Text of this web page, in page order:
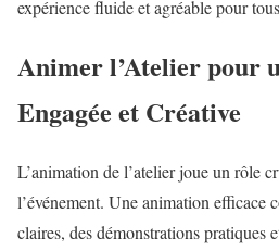
expérience fluide et agréable pour
Animer l’Atelier pour
Engagée et Créative
L’animation de l’atelier joue un rôle
l’événement. Une animation efficace
claires, des démonstrations pratiques